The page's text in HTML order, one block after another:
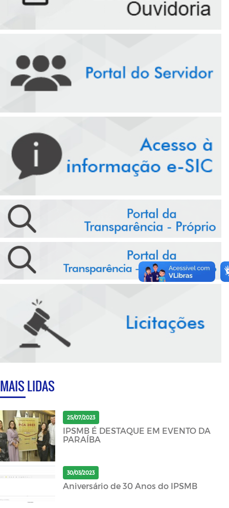
MAIS LIDAS
25/07/2023
IPSMB É DESTAQUE EM EVENTO DA
PARAÍBA
30/03/2023
Aniversário de 30 Anos do IPSMB